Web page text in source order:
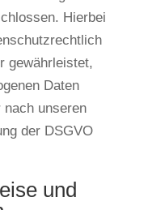
Hierbei
gewährleistet,
Daten
unseren
der DSGVO
und